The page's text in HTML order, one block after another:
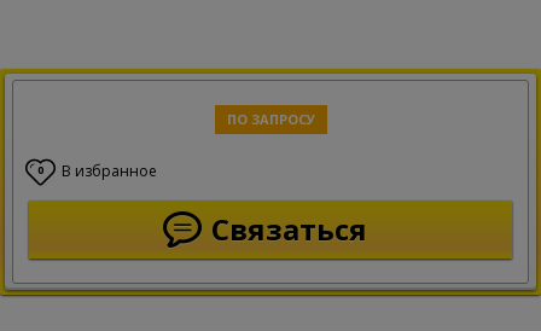
ПО ЗАПРОСУ
0 В избранное
Связаться